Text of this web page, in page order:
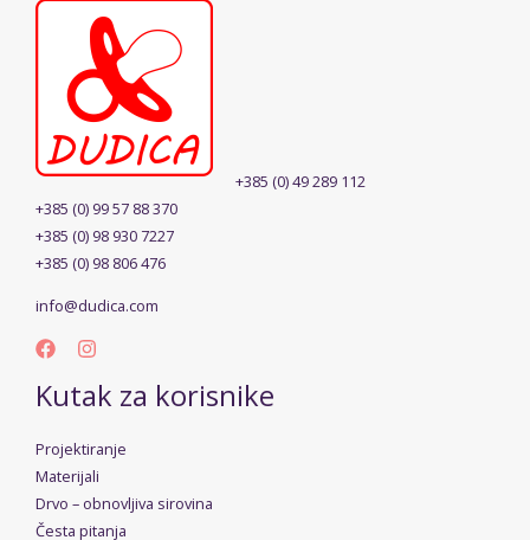
+385 (0) 49 289 112
+385 (0) 99 57 88 370
+385 (0) 98 930 7227
+385 (0) 98 806 476
info@dudica.com
Kutak za korisnike
Projektiranje
Materijali
Drvo – obnovljiva sirovina
Česta pitanja